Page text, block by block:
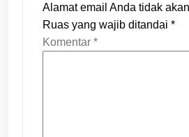
Alamat email Anda tidak
Ruas yang wajib ditandai *
Komentar *